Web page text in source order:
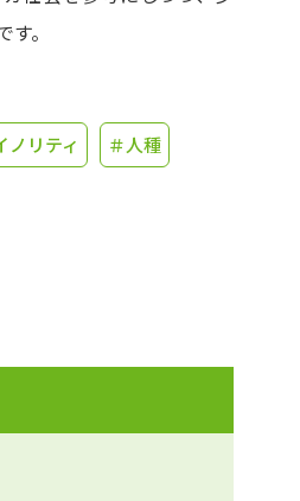
資料の料金のお支払いについて
。
ノリティ ＃人種